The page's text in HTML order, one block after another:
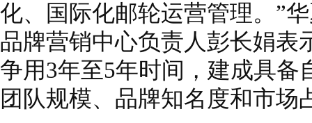
化、国际化邮轮运营管理。”
品牌营销中心负责人彭长娟表
争用3年至5年时间，建成具
团队规模、品牌知名度和市场